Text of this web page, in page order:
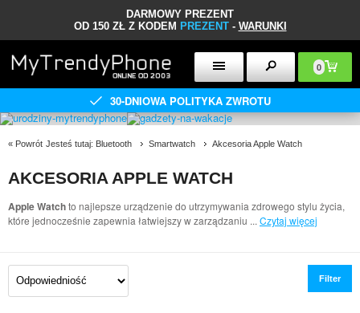
DARMOWY PREZENT
OD 150 ZŁ Z KODEM PREZENT- WARUNKI
0
30-DNIOWA POLITYKA ZWROTU
« Powrót Jesteś tutaj: Bluetooth Smartwatch Akcesoria Apple Watch
AKCESORIA APPLE WATCH
Apple Watchto najlepsze urządzenie do utrzymywania zdrowego stylu życia,
które jednocześnie zapewnia łatwiejszy w zarządzaniu ... Czytaj więcej
Filter